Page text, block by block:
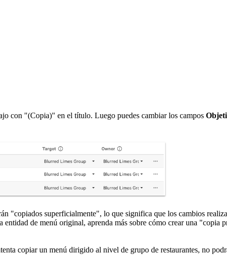
con "(Copia)" en el título. Luego puedes cambiar los campos
"copiados superficialmente", lo que significa que los cambios
entidad de menú original, aprenda más sobre cómo crear una "copia
copiar un menú dirigido al nivel de grupo de restaurantes, no